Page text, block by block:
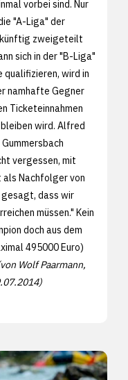
vorbei sind. Nur
"A-Liga" der
künftig zweigeteilt
sich in der "B-Liga"
qualifizieren, wird in
namhafte Gegner
Ticketeinnahmen
wird. Alfred
vergessen, mit
als Nachfolger von
gesagt, dass wir
müssen." Kein
doch aus dem
495000 Euro)
Wolf Paarmann,